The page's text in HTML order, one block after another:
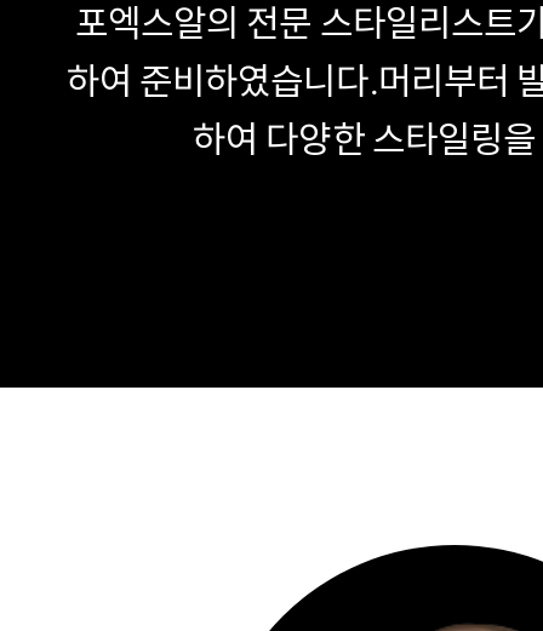
포엑스알의 전문 스타일리스트
하여 준비하였습니다.머리부터
하여 다양한 스타일링